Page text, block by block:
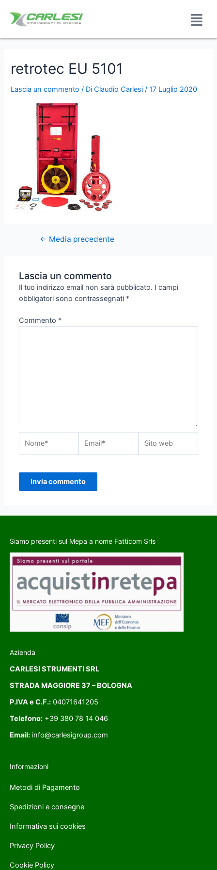
retrotec EU 5101
Lascia un commento / DiClaudio Carlesi /17 Luglio 2020
← Media precedente
Lascia un commento
Il tuo indirizzo email non sarà pubblicato. I campi
obbligatori sono contrassegnati *
Commento *
Siamo presenti sul Mepa a nome Fatticom Srls
Azienda
CARLESI STRUMENTI SRL
STRADA MAGGIORE 37 – BOLOGNA
P.IVA e C.F.: 04071641205
Telefono: +39 380 78 14 046
Email: info@carlesigroup.com
Informazioni
Metodi di Pagamento
Spedizioni e consegne
Informativa sui cookies
Privacy Policy
Cookie Policy